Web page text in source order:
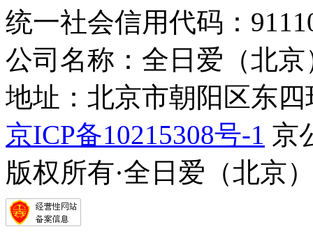
统一社会信用代码：
公司名称：全日爱（北
地址：北京市朝阳区东
京ICP备10215308号-1 京
版权所有·全日爱（北京